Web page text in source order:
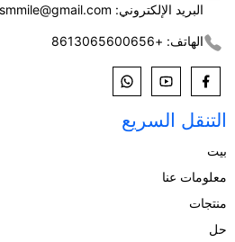
البريد الإلكتروني: jusmmile@gmail.com
الهاتف: +8613065600656
التنقل السريع
بيت
معلومات عنا
منتجات
حل